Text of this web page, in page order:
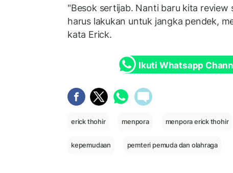
"Besok sertijab. Nanti baru kita review
harus lakukan untuk jangka pendek,
kata Erick.
Ikuti Whatsapp
erick thohir menpora menpora erick thohir
kepemudaan pemteri pemuda dan olahraga